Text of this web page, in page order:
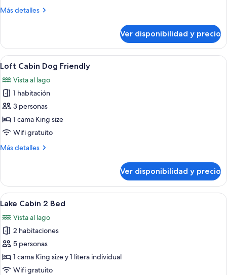
Más detalles
Más
Cabin
Ver disponibilidad y precio
Ver
todas
las
fotos
de
Loft
Cabin
Friendly
3
Loft Cabin Dog Friendly
Vista al lago
1 habitación
3 personas
1 cama King size
Wifi gratuito
Más detalles
Más
Cabin
Dog
Friendly
Ver disponibilidad y precio
Ver
todas
las
fotos
de
Lake
Cabin
3
Lake Cabin 2 Bed
Vista al lago
2 habitaciones
5 personas
1 cama King size y 1 litera individual
Wifi gratuito